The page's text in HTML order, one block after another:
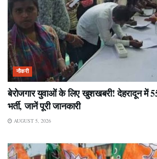
नौकरी
बेरोजगार युवाओं के लिए खुशखबरी! देहरादून में
भर्ती, जानें पूरी जानकारी
AUGUST 5, 2026